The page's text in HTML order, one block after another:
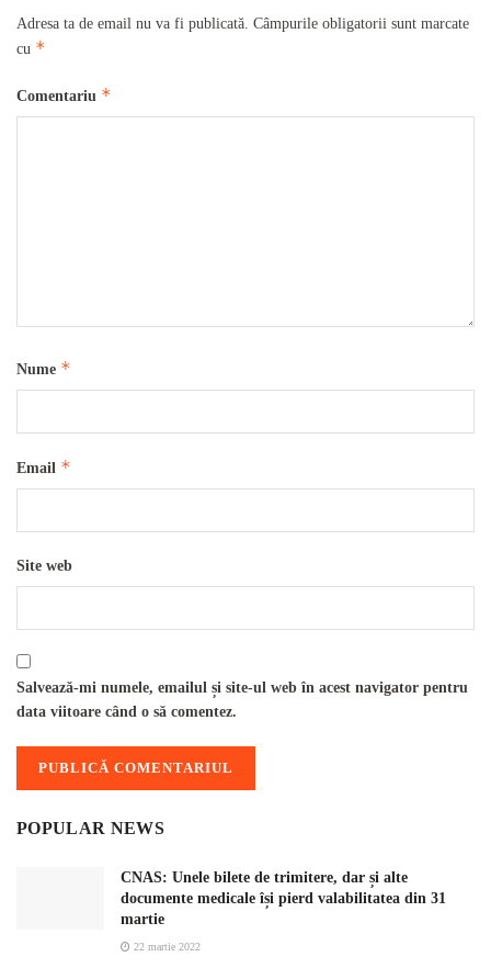
Adresa ta de email nu va fi publicată. Câmpurile obligatorii sunt marcate
cu *
Comentariu *
Nume *
Email *
Site web
Salvează-mi numele, emailul și site-ul web în acest navigator pentru
data viitoare când o să comentez.
POPULAR NEWS
CNAS: Unele bilete de trimitere, dar și alte
documente medicale își pierd valabilitatea din 31
martie
22 martie 2022